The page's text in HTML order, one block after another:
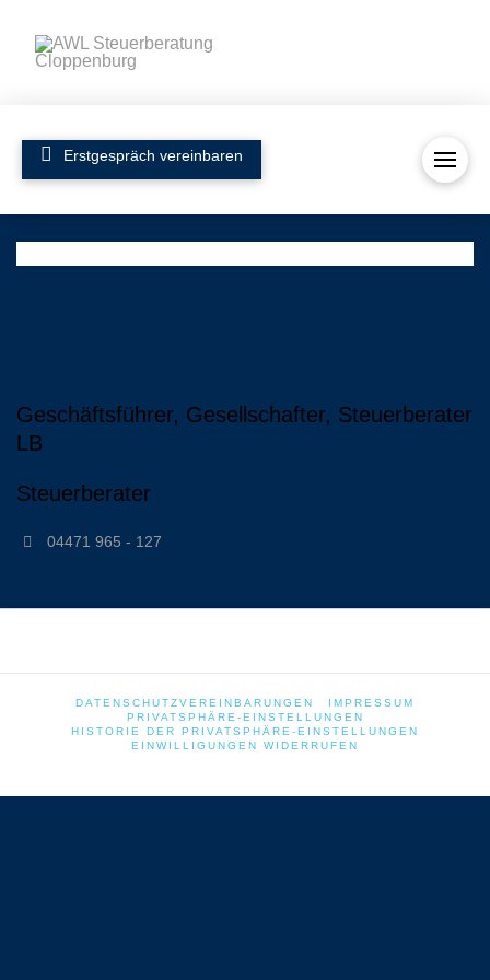
Erstgespräch vereinbaren
Geschäftsführer, Gesellschafter, Steuerberater
LB
Steuerberater
04471 965 - 127
DATENSCHUTZVEREINBARUNGEN
IMPRESSUM
PRIVATSPHÄRE-EINSTELLUNGEN
HISTORIE DER PRIVATSPHÄRE-EINSTELLUNGEN
EINWILLIGUNGEN WIDERRUFEN